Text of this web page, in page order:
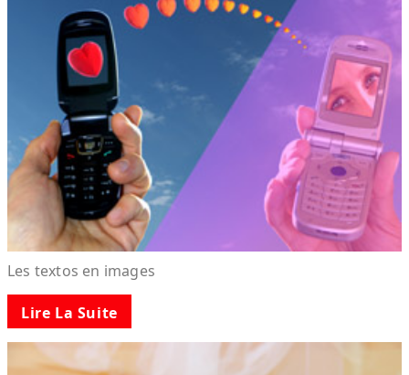
Les textos en images
Lire La Suite